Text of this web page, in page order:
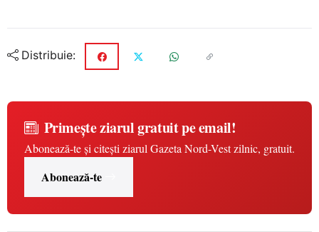
Distribuie:
Primește ziarul gratuit pe email!
Abonează-te și citești ziarul Gazeta Nord-Vest zilnic, gratuit.
Abonează-te